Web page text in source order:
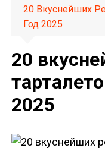
20 Вкуснейших
Год 2025
20
2025